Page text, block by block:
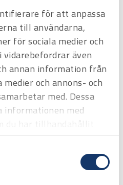
för att anpassa
till användarna,
för sociala medier och
även
annan information från
och annons- och
med. Dessa
informationen med
in när du har använt